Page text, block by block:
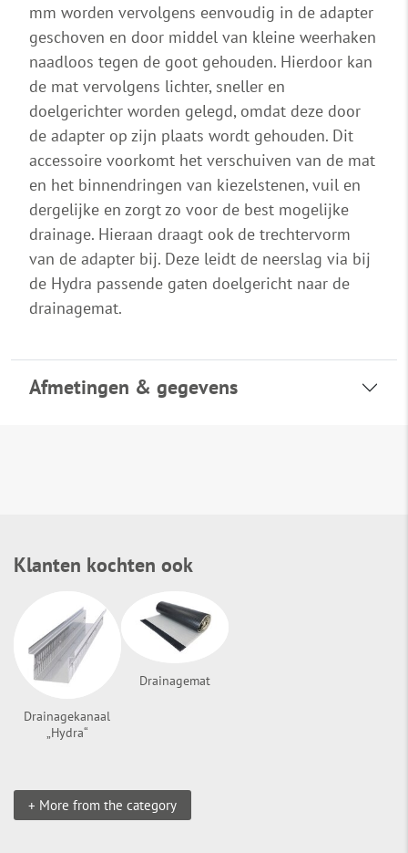
mm worden vervolgens eenvoudig in de adapter
geschoven en door middel van kleine weerhaken
naadloos tegen de goot gehouden. Hierdoor kan
de mat vervolgens lichter, sneller en
doelgerichter worden gelegd, omdat deze door
de adapter op zijn plaats wordt gehouden. Dit
accessoire voorkomt het verschuiven van de mat
en het binnendringen van kiezelstenen, vuil en
dergelijke en zorgt zo voor de best mogelijke
drainage. Hieraan draagt ook de trechtervorm
van de adapter bij. Deze leidt de neerslag via bij
de Hydra passende gaten doelgericht naar de
drainagemat.
Afmetingen & gegevens
Klanten kochten ook
Drainagekanaal
„Hydra“
Drainagemat
+ More from the category